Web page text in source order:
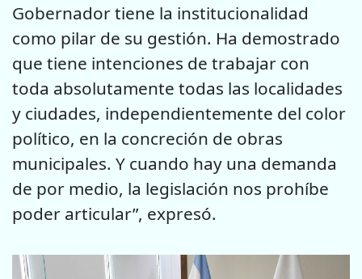
Gobernador tiene la institucionalidad
como pilar de su gestión. Ha demostrado
que tiene intenciones de trabajar con
toda absolutamente todas las localidades
y ciudades, independientemente del color
político, en la concreción de obras
municipales. Y cuando hay una demanda
de por medio, la legislación nos prohíbe
poder articular”, expresó.